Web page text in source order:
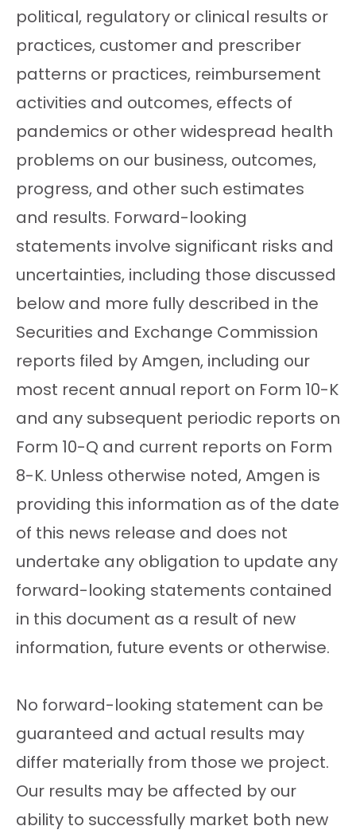
political, regulatory or clinical results or
practices, customer and prescriber
patterns or practices, reimbursement
activities and outcomes, effects of
pandemics or other widespread health
problems on our business, outcomes,
progress, and other such estimates
and results. Forward-looking
statements involve significant risks and
uncertainties, including those discussed
below and more fully described in the
Securities and Exchange Commission
reports filed by Amgen, including our
most recent annual report on Form 10-K
and any subsequent periodic reports on
Form 10-Q and current reports on Form
8-K. Unless otherwise noted, Amgen is
providing this information as of the date
of this news release and does not
undertake any obligation to update any
forward-looking statements contained
in this document as a result of new
information, future events or otherwise.
No forward-looking statement can be
guaranteed and actual results may
differ materially from those we project.
Our results may be affected by our
ability to successfully market both new